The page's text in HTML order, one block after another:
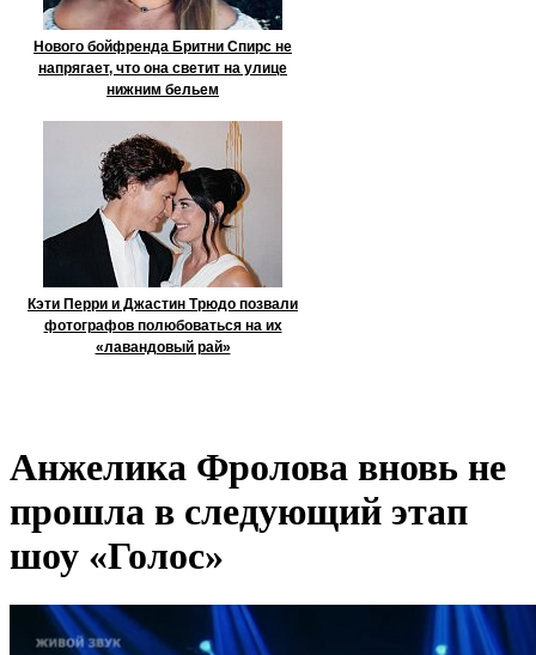
Нового бойфренда Бритни Спирс не
напрягает, что она светит на улице
нижним бельем
Кэти Перри и Джастин Трюдо позвали
фотографов полюбоваться на их
«лавандовый рай»
Анжелика Фролова вновь не
прошла в следующий этап
шоу «Голос»